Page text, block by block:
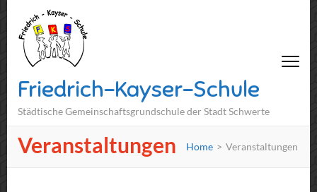
Friedrich-Kayser-Schule
Städtische Gemeinschaftsgrundschule der Stadt Schwerte
Veranstaltungen Home > Veranstaltungen